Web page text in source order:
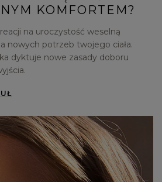
KOMFORTEM?
na uroczystość weselną
nowych potrzeb twojego ciała.
dyktuje nowe zasady doboru